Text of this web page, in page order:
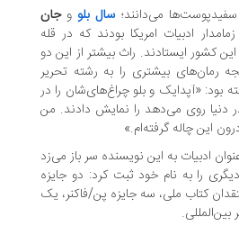
می‌دانند؛سال بلووجان
امریکا بودند که در قله‌
ایستادند. راث بیشتر از این دو
بیشتری را به رشته تحریر
و بلو چراغ‌های‌شان را در
می‌دهد را نمایش دادند. من
چاله گرفته‌ام.»
به این نویسنده سر باز می‌زد
به نام خود ثبت کرد: دو جایزه
ملی، سه جایزه پن/فاکنر، یک